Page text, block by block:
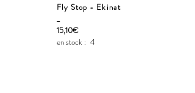
Fly Stop - Ekinat
_
15,10€
en stock : 4